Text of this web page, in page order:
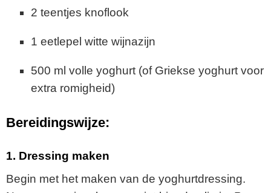
2 teentjes knoflook
1 eetlepel witte wijnazijn
500 ml volle yoghurt (of Griekse yoghurt voor
extra romigheid)
Bereidingswijze:
1. Dressing maken
Begin met het maken van de yoghurtdressing.